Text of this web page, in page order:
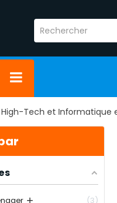
Tech et Informatique
+
3